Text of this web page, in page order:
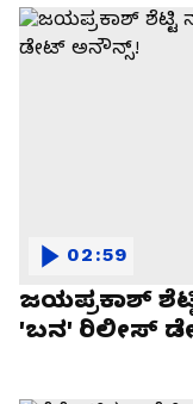
ಜಯಪ್ರಕಾಶ್
'ಬನ' ರಿಲೀಸ್
02:59